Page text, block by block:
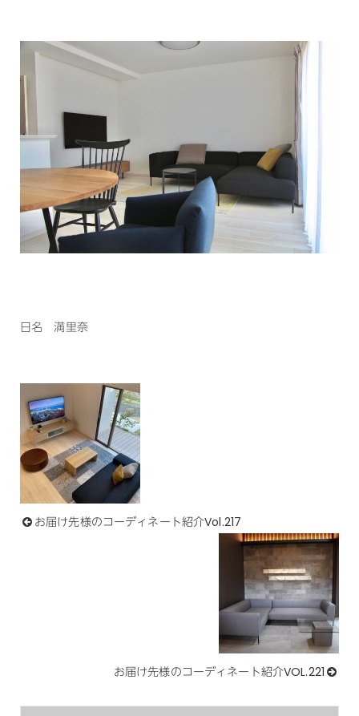
日名 満里奈
お届け先様のコーディネート紹介Vol.217
お届け先様のコーディネート紹介VOL.221